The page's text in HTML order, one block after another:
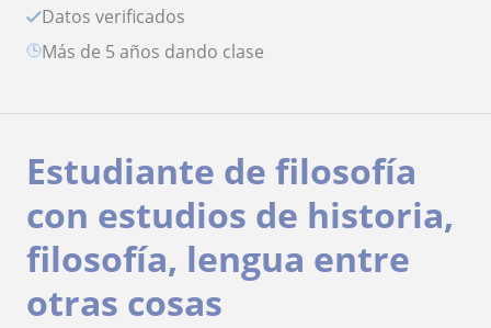
Datos verificados
más de 5 años dando clase
Estudiante de filosofía
con estudios de historia,
filosofía, lengua entre
otras cosas